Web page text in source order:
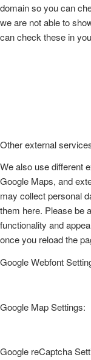
domain so you can
we are not able to
can check these in
Other external
We also use different
Google Maps, and
may collect personal
them here. Please be
functionality and
once you reload the
Google Webfont
Google Map Settings:
Google reCaptcha